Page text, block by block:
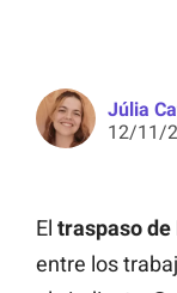
Júlia
12/11/
El traspaso de
entre los